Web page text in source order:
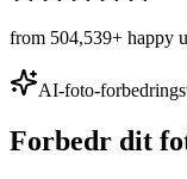
from 504,539+ happy
AI-foto-
Forbedr dit